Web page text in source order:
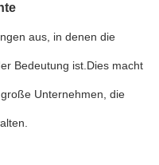
aus, in denen die
Bedeutung ist.Dies macht
Unternehmen, die